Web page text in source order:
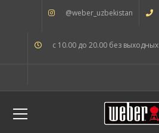
@weber_uzbekistan
с 10.00 до 20.00 без выходных